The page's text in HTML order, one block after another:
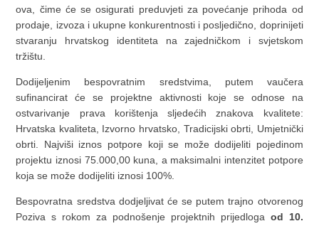
ova, čime će se osigurati preduvjeti za povećanje prihoda od
prodaje, izvoza i ukupne konkurentnosti i posljedično, doprinijeti
stvaranju hrvatskog identiteta na zajedničkom i svjetskom
tržištu.
Dodijeljenim bespovratnim sredstvima, putem vaučera
sufinancirat će se projektne aktivnosti koje se odnose na
ostvarivanje prava korištenja sljedećih znakova kvalitete:
Hrvatska kvaliteta, Izvorno hrvatsko, Tradicijski obrti, Umjetnički
obrti. Najviši iznos potpore koji se može dodijeliti pojedinom
projektu iznosi 75.000,00 kuna, a maksimalni intenzitet potpore
koja se može dodijeliti iznosi 100%.
Bespovratna sredstva dodjeljivat će se putem trajno otvorenog
Poziva s rokom za podnošenje projektnih prijedloga od 10.